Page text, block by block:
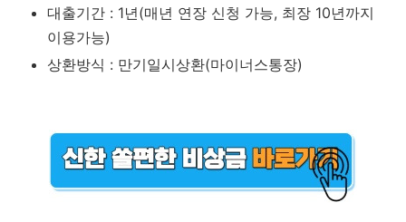
대출기간 : 1년(매년 연장 신청 가능, 최장 10년까지
이용가능)
상환방식 : 만기일시상환(마이너스통장)